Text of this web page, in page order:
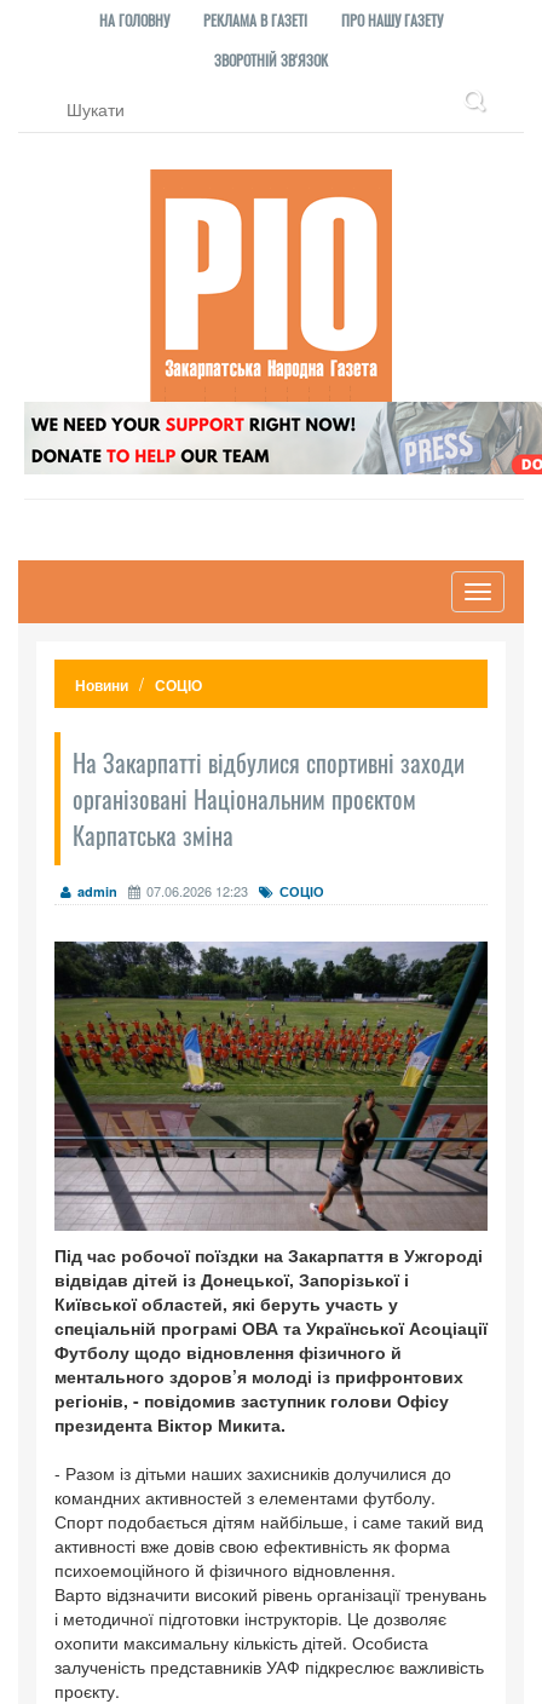
НА ГОЛОВНУ РЕКЛАМА В ГАЗЕТІ
ПРО НАШУ ГАЗЕТУ
ЗВОРОТНІЙ ЗВ'ЯЗОК
Toggle
Новини СОЦІО
На Закарпатті відбулися спортивні заходи
організовані Національним проєктом
Карпатська зміна
admin 07.06.2026 12:23 СОЦІО
Під час робочої поїздки на Закарпаття в Ужгороді
відвідав дітей із Донецької, Запорізької і
Київської областей, які беруть участь у
спеціальній програмі ОВА та Української Асоціації
Футболу щодо відновлення фізичного й
ментального здоров’я молоді із прифронтових
регіонів, - повідомив заступник голови Офісу
президента Віктор Микита.
- Разом із дітьми наших захисників долучилися до
командних активностей з елементами футболу.
Спорт подобається дітям найбільше, і саме такий вид
активності вже довів свою ефективність як форма
психоемоційного й фізичного відновлення.
Варто відзначити високий рівень організації тренувань
і методичної підготовки інструкторів. Це дозволяє
охопити максимальну кількість дітей. Особиста
залученість представників УАФ підкреслює важливість
проєкту.